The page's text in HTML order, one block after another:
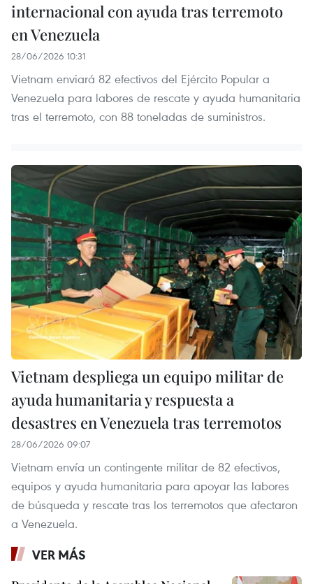
internacional con ayuda tras terremoto
en Venezuela
28/06/2026 10:31
Vietnam enviará 82 efectivos del Ejército Popular a
Venezuela para labores de rescate y ayuda humanitaria
tras el terremoto, con 88 toneladas de suministros.
Vietnam despliega un equipo militar de
ayuda humanitaria y respuesta a
desastres en Venezuela tras terremotos
28/06/2026 09:07
Vietnam envía un contingente militar de 82 efectivos,
equipos y ayuda humanitaria para apoyar las labores
de búsqueda y rescate tras los terremotos que afectaron
a Venezuela.
VER MÁS